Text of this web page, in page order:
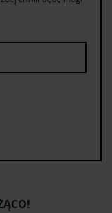
podczas